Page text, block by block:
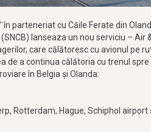
în parteneriat cu Căile Ferate din
lanseaza un nou serviciu – Air
care călătoresc cu avionul pe
de a continua călătoria cu trenul spre
în Belgia și Olanda:
Rotterdam, Hague, Schiphol airport